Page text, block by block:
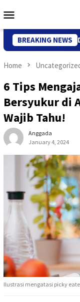
to
Menu
BREAKING NEWS
Kediri
Home
6 Tips
Bersyukur di
Wajib Tahu!
Anggada
January 4, 2024
Ilustrasi mengatasi picky